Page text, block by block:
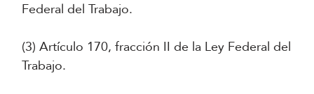
Federal del Trabajo.
(3) Artículo 170, fracción II de la Ley Federal del
Trabajo.